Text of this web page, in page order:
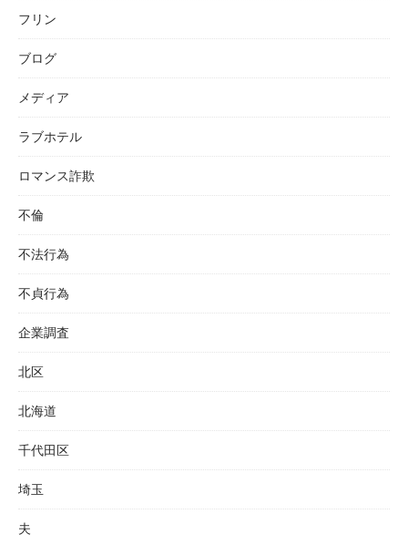
フリン
ブログ
メディア
ラブホテル
ロマンス詐欺
不倫
不法行為
不貞行為
企業調査
北区
北海道
千代田区
埼玉
夫